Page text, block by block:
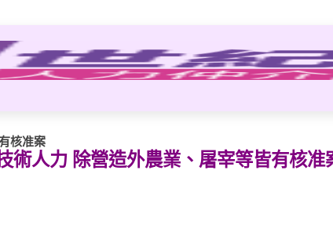
核准案
術人力 除營造外農業、屠宰等皆有核准